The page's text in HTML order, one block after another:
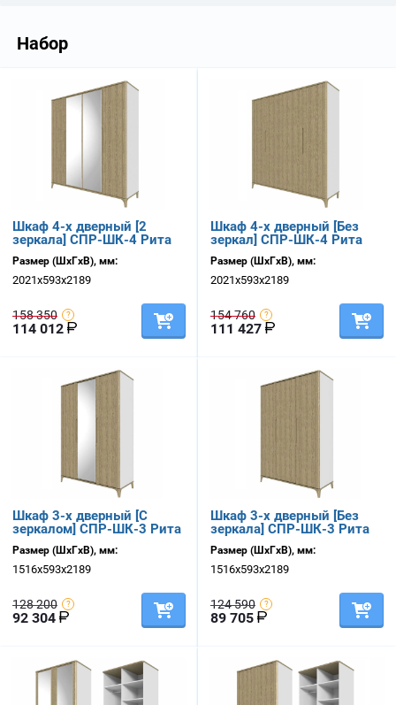
Набор
Шкаф 4-х дверный [2
зеркала] СПР-ШК-4 Рита
Размер (ШхГхВ), мм:
2021х593х2189
158 350
114 012
Шкаф 4-х дверный [Без
зеркал] СПР-ШК-4 Рита
Размер (ШхГхВ), мм:
2021х593х2189
154 760
111 427
Шкаф 3-х дверный [С
зеркалом] СПР-ШК-3 Рита
Размер (ШхГхВ), мм:
1516х593х2189
128 200
92 304
Шкаф 3-х дверный [Без
зеркала] СПР-ШК-3 Рита
Размер (ШхГхВ), мм:
1516х593х2189
124 590
89 705